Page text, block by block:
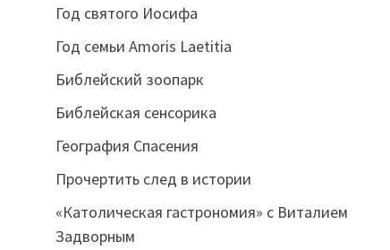
Год святого Иосифа
Год семьи Amoris Laetitia
Библейский зоопарк
Библейская сенсорика
География Спасения
Прочертить след в истории
«Католическая гастрономия» с Виталием
Задворным